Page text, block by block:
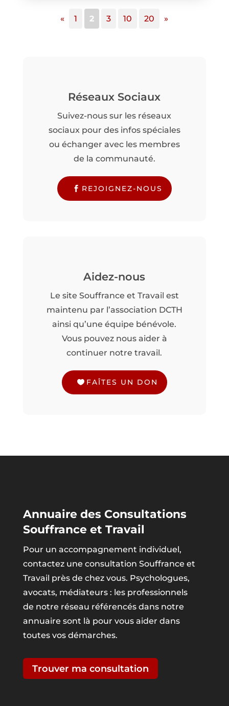
« 1 2 3 10 20 »
Réseaux Sociaux
Suivez-nous sur les réseaux
sociaux pour des infos spéciales
ou échanger avec les membres
de la communauté.
REJOIGNEZ-NOUS
Aidez-nous
Le site Souffrance et Travail est
maintenu par l’association DCTH
ainsi qu’une équipe bénévole.
Vous pouvez nous aider à
continuer notre travail.
FAÎTES UN DON
Annuaire des Consultations
Souffrance et Travail
Pour un accompagnement individuel,
contactez une consultation Souffrance et
Travail près de chez vous. Psychologues,
avocats, médiateurs : les professionnels
de notre réseau référencés dans notre
annuaire sont là pour vous aider dans
toutes vos démarches.
Trouver ma consultation